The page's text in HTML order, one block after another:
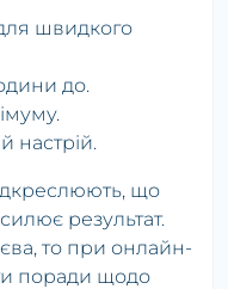
швидкого
до.
настрій.
що
результат.
то при онлайн-
поради щодо